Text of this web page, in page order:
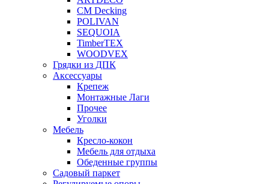
CM Decking
POLIVAN
SEQUOIA
TimberTEX
WOODVEX
Грядки из ДПК
Аксессуары
Крепеж
Монтажные Лаги
Прочее
Уголки
Мебель
Кресло-кокон
Мебель для отдыха
Обеденные группы
Садовый паркет